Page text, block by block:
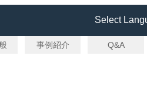
Select
事例紹介 Q&A